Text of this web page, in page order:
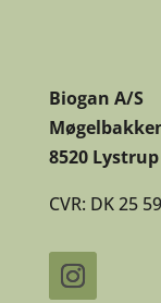
Biogan A/S
8520 Lystrup
CVR: DK 25